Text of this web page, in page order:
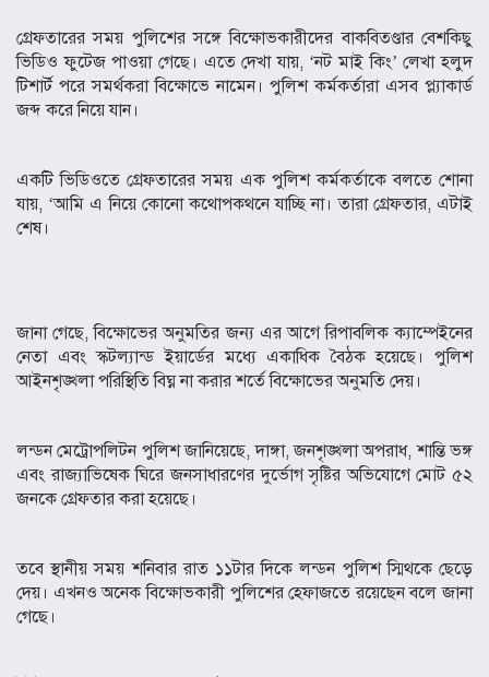
গ্রেফতারের সময় পুলিশের সঙ্গে বিক্ষোভকারীদের বাকবিতণ্ডার বেশকিছু
ভিডিও ফুটেজ পাওয়া গেছে। এতে দেখা যায়, ‘নট মাই কিং’ লেখা হলুদ
টিশার্ট পরে সমর্থকরা বিক্ষোভে নামেন। পুলিশ কর্মকর্তারা এসব প্ল্যাকার্ড
জব্দ করে নিয়ে যান।
একটি ভিডিওতে গ্রেফতারের সময় এক পুলিশ কর্মকর্তাকে বলতে শোনা
যায়, ‘আমি এ নিয়ে কোনো কথোপকথনে যাচ্ছি না। তারা গ্রেফতার, এটাই
শেষ।
জানা গেছে, বিক্ষোভের অনুমতির জন্য এর আগে রিপাবলিক ক্যাম্পেইনের
নেতা এবং স্কটল্যান্ড ইয়ার্ডের মধ্যে একাধিক বৈঠক হয়েছে। পুলিশ
আইনশৃঙ্খলা পরিস্থিতি বিঘ্ন না করার শর্তে বিক্ষোভের অনুমতি দেয়।
লন্ডন মেট্রোপলিটন পুলিশ জানিয়েছে, দাঙ্গা, জনশৃঙ্খলা অপরাধ, শান্তি ভঙ্গ
এবং রাজ্যাভিষেক ঘিরে জনসাধারণের দুর্ভোগ সৃষ্টির অভিযোগে মোট ৫২
জনকে গ্রেফতার করা হয়েছে।
তবে স্থানীয় সময় শনিবার রাত ১১টার দিকে লন্ডন পুলিশ স্মিথকে ছেড়ে
দেয়। এখনও অনেক বিক্ষোভকারী পুলিশের হেফাজতে রয়েছেন বলে জানা
গেছে।